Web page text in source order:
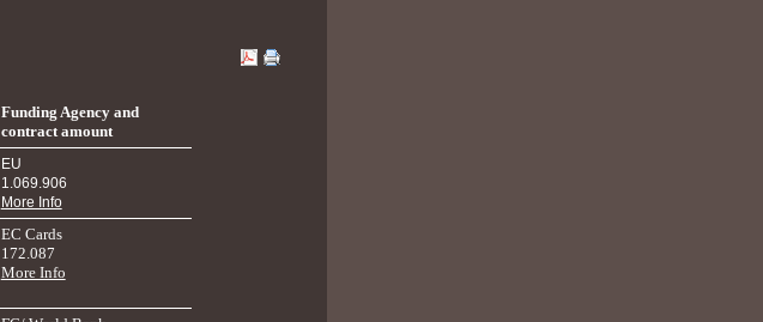
Funding Agency and
contract amount
EU
1.069.906
More Info
EC Cards
172.087
More Info